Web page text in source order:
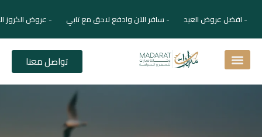
- افضل عروض العيد - سافر الآن وادفع لاحق مع تابي - عروض الكروز
تواصل معنا